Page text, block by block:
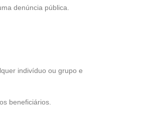
denúncia pública.
indivíduo ou grupo e
beneficiários.